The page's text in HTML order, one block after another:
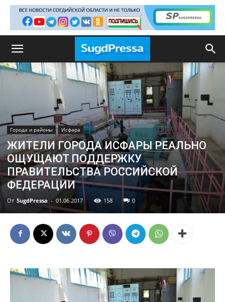
Города и районы Исфара
ЖИТЕЛИ ГОРОДА ИСФАРЫ РЕАЛЬНО
ОЩУЩАЮТ ПОДДЕРЖКУ
ПРАВИТЕЛЬСТВА РОССИЙСКОЙ
ФЕДЕРАЦИИ
От SugdPressa - 01.06.2017 158 0